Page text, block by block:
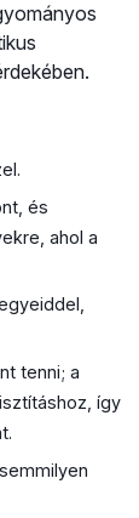
és
ahol a
tenni; a
így